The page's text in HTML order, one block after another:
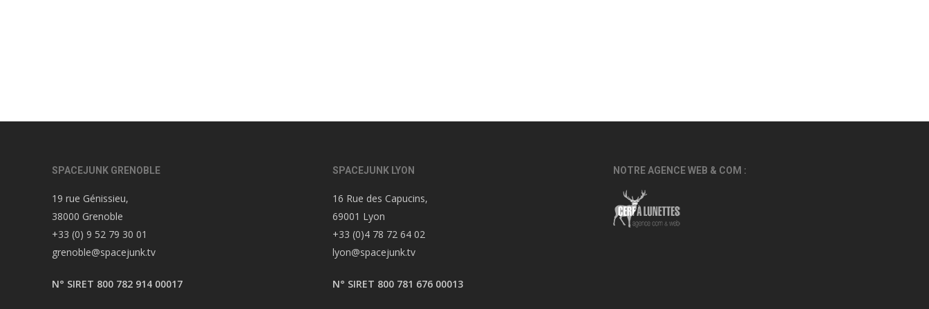
SPACEJUNK GRENOBLE
19 rue Génissieu,
38000 Grenoble
+33 (0) 9 52 79 30 01
grenoble@spacejunk.tv
N° SIRET 800 782 914 00017
SPACEJUNK LYON
16 Rue des Capucins,
69001 Lyon
+33 (0)4 78 72 64 02
lyon@spacejunk.tv
N° SIRET 800 781 676 00013
NOTRE AGENCE WEB & COM :